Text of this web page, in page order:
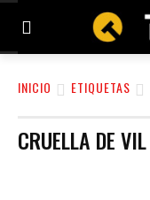
INICIO ETIQUETAS
CRUELLA DE VIL